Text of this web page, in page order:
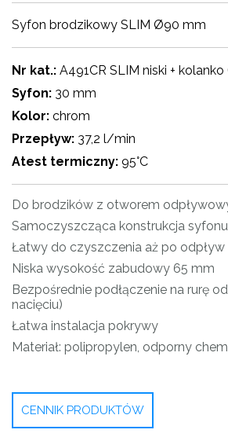
Syfon brodzikowy SLIM Ø90 mm
Nr kat.: A491CR SLIM niski +
Syfon: 30 mm
Kolor: chrom
Przepływ: 37,2 l/min
Atest termiczny: 95°C
Do brodzików z otworem
Samoczyszcząca konstrukcja syfonu
Łatwy do czyszczenia aż po odpływ
Niska wysokość zabudowy 65 mm
Bezpośrednie podłączenie na rurę
nacięciu)
Łatwa instalacja pokrywy
Materiał: polipropylen, odporny
CENNIK PRODUKTÓW